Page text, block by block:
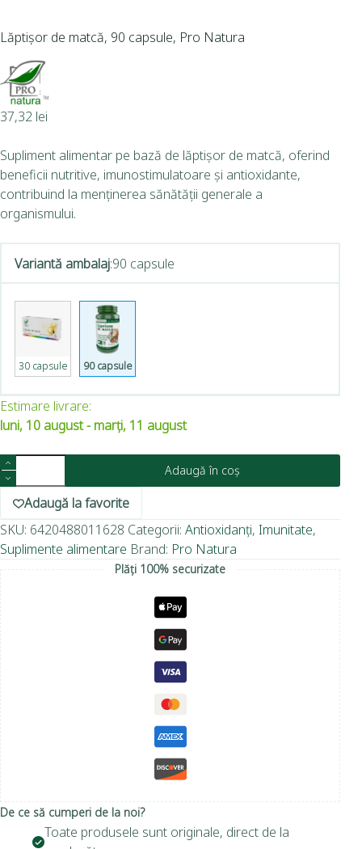
Lăptișor de matcă, 90 capsule, Pro Natura
37,32 lei
Supliment alimentar pe bază de lăptișor de matcă, oferind
beneficii nutritive, imunostimulatoare și antioxidante,
contribuind la menținerea sănătății generale a
organismului.
Variantă ambalaj:90 capsule
30 capsule 90 capsule
Estimare livrare:
luni, 10 august - marți, 11 august
Adaugă în coș
Adaugă la favorite
SKU: 6420488011628 Categorii: Antioxidanți, Imunitate,
Suplimente alimentare Brand: Pro Natura
Plăți 100% securizate
De ce să cumperi de la noi?
Toate produsele sunt originale, direct de la